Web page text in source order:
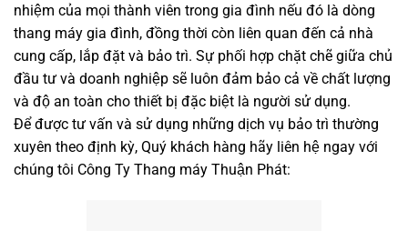
nhiệm của mọi thành viên trong gia đình nếu đó là dòng
thang máy gia đình, đồng thời còn liên quan đến cả nhà
cung cấp, lắp đặt và bảo trì. Sự phối hợp chặt chẽ giữa chủ
đầu tư và doanh nghiệp sẽ luôn đảm bảo cả về chất lượng
và độ an toàn cho thiết bị đặc biệt là người sử dụng.
Để được tư vấn và sử dụng những dịch vụ bảo trì thường
xuyên theo định kỳ, Quý khách hàng hãy liên hệ ngay với
chúng tôi Công Ty Thang máy Thuận Phát: